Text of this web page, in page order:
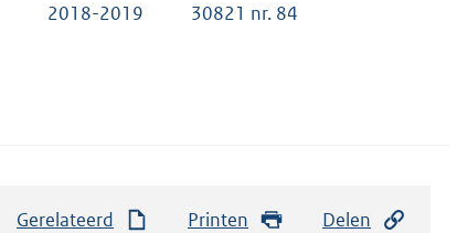
2018-2019 30821 nr. 84
Gerelateerd Printen Delen